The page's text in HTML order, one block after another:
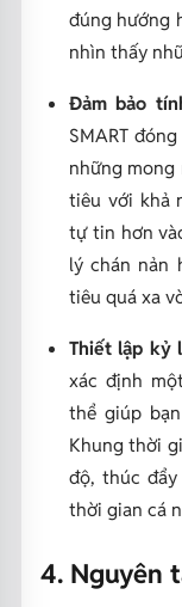
đúng hướng
nhìn thấy
Đảm bảo
SMART
những mong
tiêu với khả
tự tin hơn
lý chán nản
tiêu quá xa
Thiết lập kỷ
xác định
thể giúp
Khung thời
độ, thúc
thời gian cá
4. Nguyên